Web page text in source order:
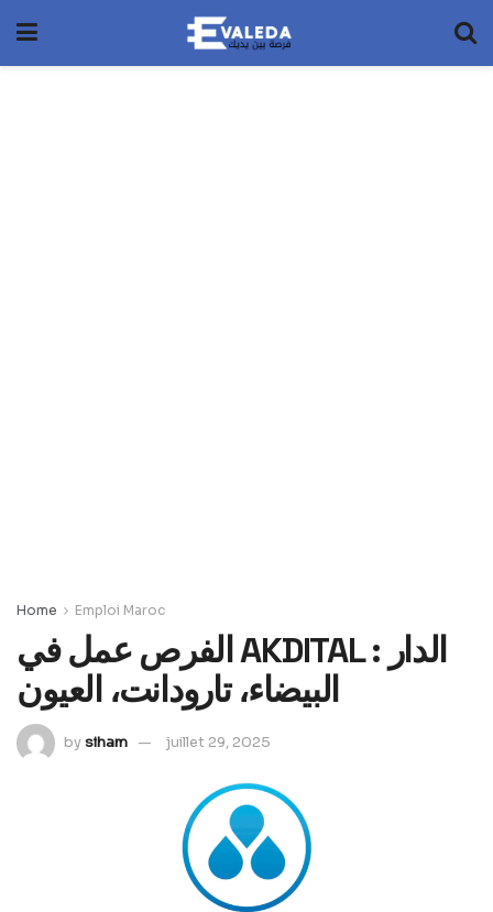
Home Emploi Maroc
الفرص عمل في AKDITAL : الدار
البيضاء، تارودانت، العيون
bysiham juillet 29, 2025